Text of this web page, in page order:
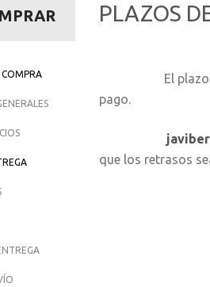
PLAZOS
El plazo de
pago.
que los retrasos